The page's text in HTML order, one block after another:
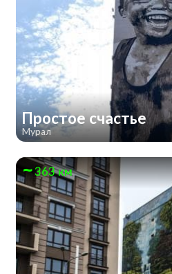
Простое счастье
Мурал
363 км